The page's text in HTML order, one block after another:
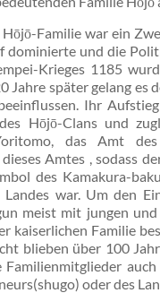
Familie war ein
dominierte und die
Krieges 1185
Jahre später gelang
Ihr
Hōjō-Clans und
das Amt
Amtes , sodass
des Kamakura-
Landes war. Um den
meist mit jungen
kaiserlichen Familie
blieben über 100
Familienmitglieder
oder des